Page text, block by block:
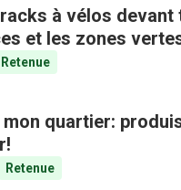
à vélos devant
et les zones
Retenue
mon quartier:
Retenue